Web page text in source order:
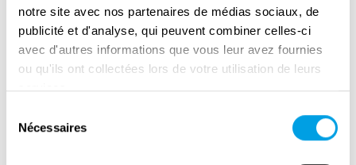
notre site avec nos partenaires de médias sociaux, de
publicité et d'analyse, qui peuvent combiner celles-ci
avec d'autres informations que vous leur avez fournies
ou qu'ils ont collectées lors de votre utilisation de leurs
services.
Nécessaires